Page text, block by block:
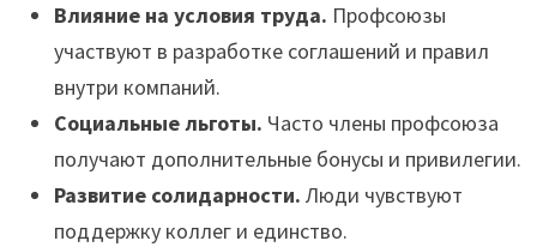
Влияние на условия труда. Профсоюзы
участвуют в разработке соглашений и правил
внутри компаний.
Социальные льготы. Часто члены профсоюза
получают дополнительные бонусы и привилегии.
Развитие солидарности. Люди чувствуют
поддержку коллег и единство.